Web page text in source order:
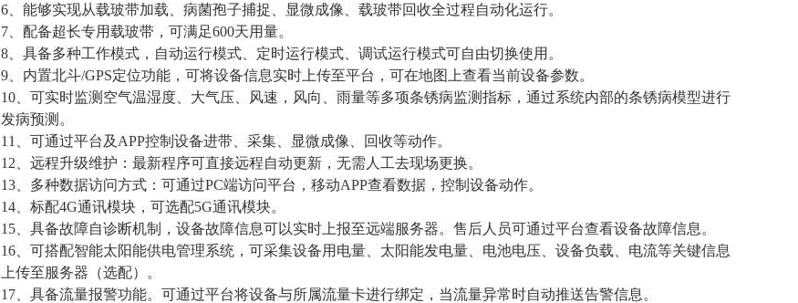
6、能够实现从载玻带加载、病菌孢子捕捉、显微成像、载玻带回收全过程自动化运行。
7、配备超长专用载玻带，可满足600天用量。
8、具备多种工作模式，自动运行模式、定时运行模式、调试运行模式可自由切换使用。
9、内置北斗/GPS定位功能，可将设备信息实时上传至平台，可在地图上查看当前设备参数。
10、可实时监测空气温湿度、大气压、风速，风向、雨量等多项条锈病监测指标，通过系统内部的条锈病模型进行
发病预测。
11、可通过平台及APP控制设备进带、采集、显微成像、回收等动作。
12、远程升级维护：最新程序可直接远程自动更新，无需人工去现场更换。
13、多种数据访问方式：可通过PC端访问平台，移动APP查看数据，控制设备动作。
14、标配4G通讯模块，可选配5G通讯模块。
15、具备故障自诊断机制，设备故障信息可以实时上报至远端服务器。售后人员可通过平台查看设备故障信息。
16、可搭配智能太阳能供电管理系统，可采集设备用电量、太阳能发电量、电池电压、设备负载、电流等关键信息
上传至服务器（选配）。
17、具备流量报警功能。可通过平台将设备与所属流量卡进行绑定，当流量异常时自动推送告警信息。